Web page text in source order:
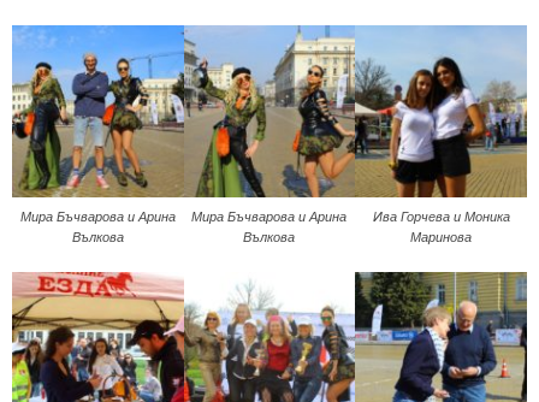
Мира Бъчварова и Арина
Вълкова
Мира Бъчварова и Арина
Вълкова
Ива Горчева и Моника
Маринова